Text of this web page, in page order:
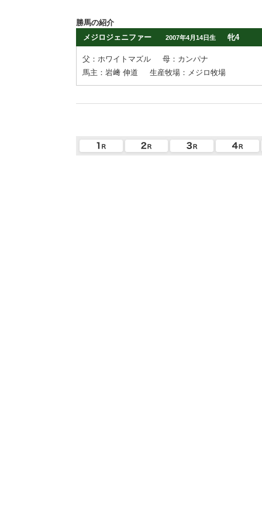
勝馬の紹介
メジロジェニファー
2007年4月14日生 牝4
父：ホワイトマズル
母：カンパナ
馬主：岩﨑 伸道
生産牧場：メジロ牧場